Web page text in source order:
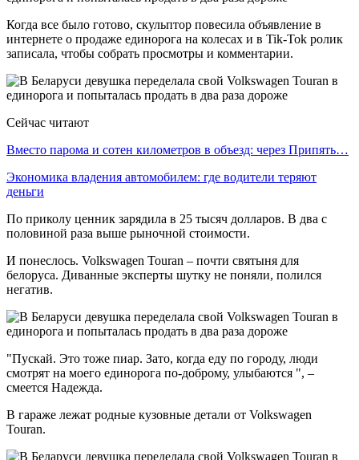
Когда все было готово, скульптор повесила объявление в
интернете о продаже единорога на колесах и в Tik-Tok ролик
записала, чтобы собрать просмотры и комментарии.
Сейчас читают
Вместо парома и сотен километров в объезд: через Припять…
Экономика владения автомобилем: где водители теряют
деньги
По приколу ценник зарядила в 25 тысяч долларов. В два с
половиной раза выше рыночной стоимости.
И понеслось. Volkswagen Touran – почти святыня для
белоруса. Диванные эксперты шутку не поняли, полился
негатив.
"Пускай. Это тоже пиар. Зато, когда еду по городу, люди
смотрят на моего единорога по-доброму, улыбаются ", –
смеется Надежда.
В гараже лежат родные кузовные детали от Volkswagen
Touran.